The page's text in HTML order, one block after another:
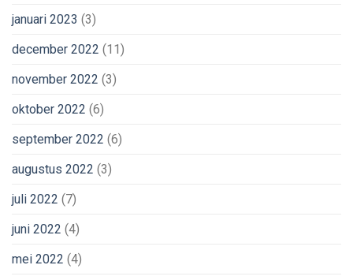
januari 2023 (3)
december 2022 (11)
november 2022 (3)
oktober 2022 (6)
september 2022 (6)
augustus 2022 (3)
juli 2022 (7)
juni 2022 (4)
mei 2022 (4)